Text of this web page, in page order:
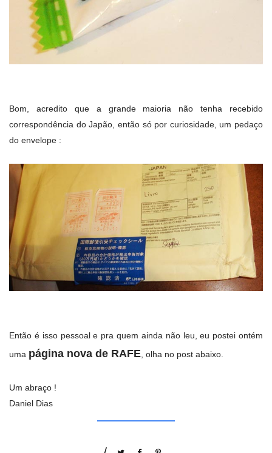
Bom, acredito que a grande maioria não tenha recebido
correspondência do Japão, então só por curiosidade, um pedaço
do envelope :
Então é isso pessoal e pra quem ainda não leu, eu postei ontém
uma página nova de RAFE , olha no post abaixo.
Um abraço !
Daniel Dias